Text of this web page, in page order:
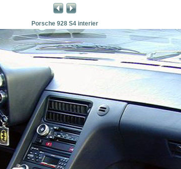
Porsche 928 S4 interier